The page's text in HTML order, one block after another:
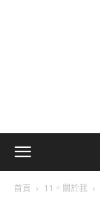
首頁 11。關於我